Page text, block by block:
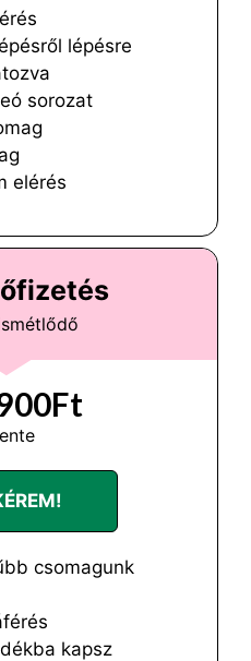
lépésre
sorozat
elérés
csomagunk
kapsz